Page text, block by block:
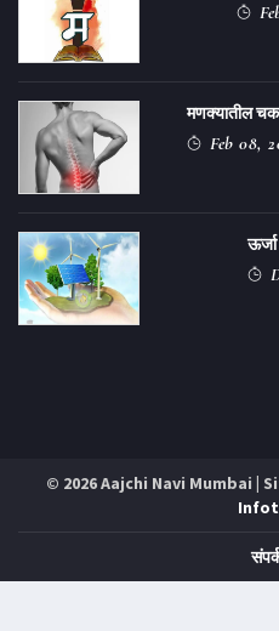
मणक्यातील
Feb 08,
© 2026 Aajchi Navi Mumbai |